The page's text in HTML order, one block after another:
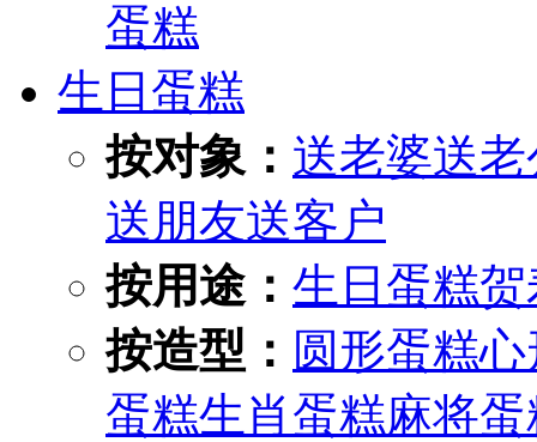
蛋糕
生日蛋糕
按对象： 送老婆送老
送朋友送客户
按用途： 生日蛋糕
按造型： 圆形蛋糕心
蛋糕生肖蛋糕麻将